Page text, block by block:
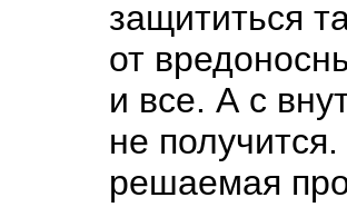
защититься
от
и все. А с
не
решаемая